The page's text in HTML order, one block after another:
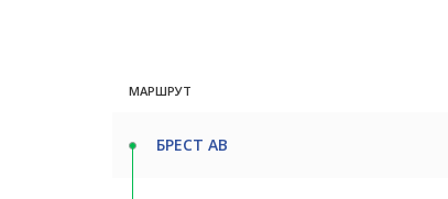
МАРШРУТ
БРЕСТ АВ